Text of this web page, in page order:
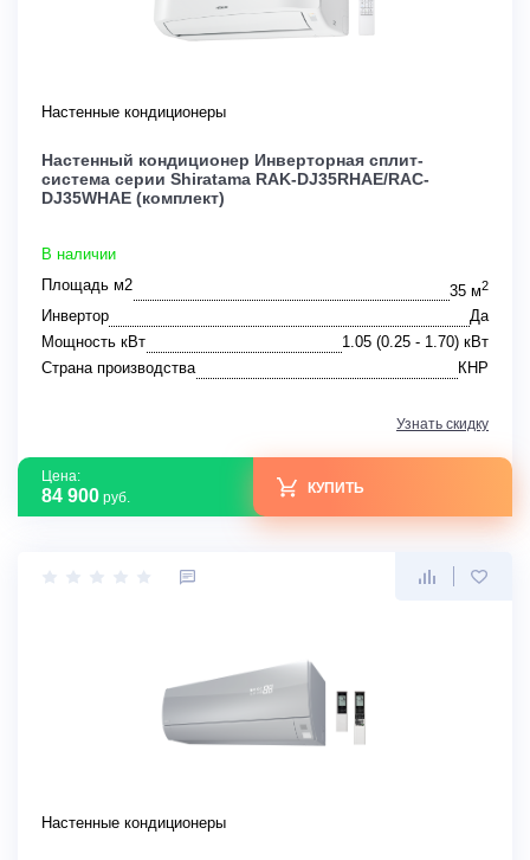
Настенные кондиционеры
Настенный кондиционер Инверторная сплит-
система серии Shiratama RAK-DJ35RHAE/RAC-
DJ35WHAE (комплект)
В наличии
Площадь м2
35 м2
Инвертор
Да
Мощность кВт
1.05 (0.25 - 1.70) кВт
Страна производства
КНР
Узнать скидку
Цена:
84 900 руб.
КУПИТЬ
Настенные кондиционеры